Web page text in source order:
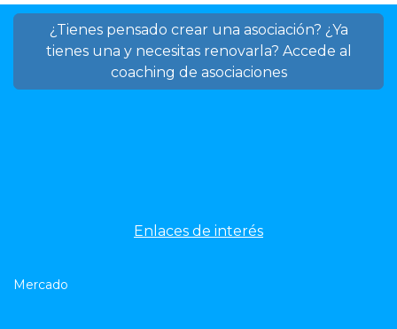
¿Tienes pensado crear una asociación? ¿Ya
tienes una y necesitas renovarla? Accede al
coaching de asociaciones
Enlaces de interés
​Mercado